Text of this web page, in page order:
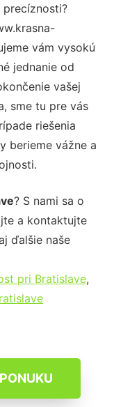
vám vysokú
jednanie od
vašej
sme tu pre vás
riešenia
berieme vážne a
? S nami sa o
a kontaktujte
ďalšie naše
pri Bratislave,